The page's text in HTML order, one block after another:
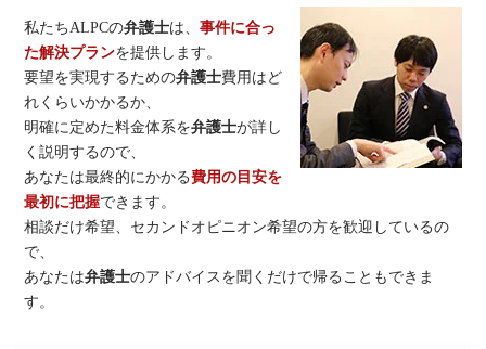
私たちALPCの弁護士は、事件に合っ
た解決プランを提供します。
要望を実現するための弁護士費用はど
れくらいかかるか、
明確に定めた料金体系を弁護士が詳し
く説明するので、
あなたは最終的にかかる費用の目安を
最初に把握できます。
相談だけ希望、セカンドオピニオン希望の方を歓迎しているの
で、
あなたは弁護士のアドバイスを聞くだけで帰ることもできま
す。